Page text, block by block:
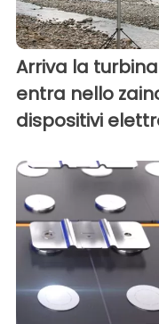
Arriva la
entra nello
dispositivi